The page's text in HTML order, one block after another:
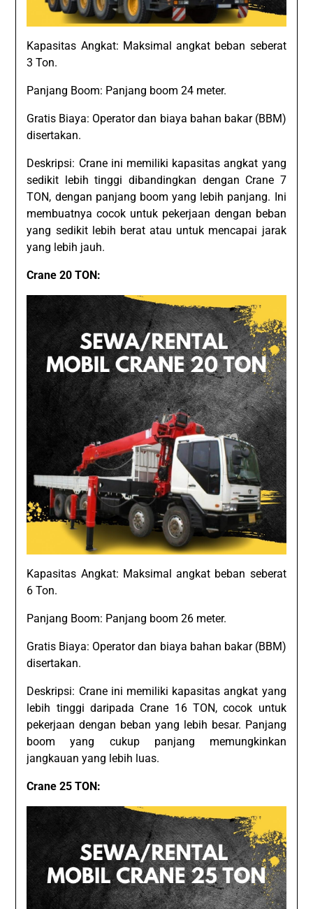
Kapasitas Angkat: Maksimal angkat beban seberat
3 Ton.
Panjang Boom: Panjang boom 24 meter.
Gratis Biaya: Operator dan biaya bahan bakar (BBM)
disertakan.
Deskripsi: Crane ini memiliki kapasitas angkat yang
sedikit lebih tinggi dibandingkan dengan Crane 7
TON, dengan panjang boom yang lebih panjang. Ini
membuatnya cocok untuk pekerjaan dengan beban
yang sedikit lebih berat atau untuk mencapai jarak
yang lebih jauh.
Crane 20 TON:
Kapasitas Angkat: Maksimal angkat beban seberat
6 Ton.
Panjang Boom: Panjang boom 26 meter.
Gratis Biaya: Operator dan biaya bahan bakar (BBM)
disertakan.
Deskripsi: Crane ini memiliki kapasitas angkat yang
lebih tinggi daripada Crane 16 TON, cocok untuk
pekerjaan dengan beban yang lebih besar. Panjang
boom yang cukup panjang memungkinkan
jangkauan yang lebih luas.
Crane 25 TON: